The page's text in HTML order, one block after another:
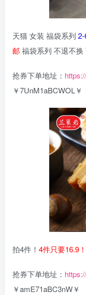
天猫 女装 福袋系列
邮 福袋系列 不退不换
抢券下单地址：
￥7UnM1aBCWOL￥
拍4件！ 4件只要16.9！
抢券下单地址：
￥amE71aBC3nW￥